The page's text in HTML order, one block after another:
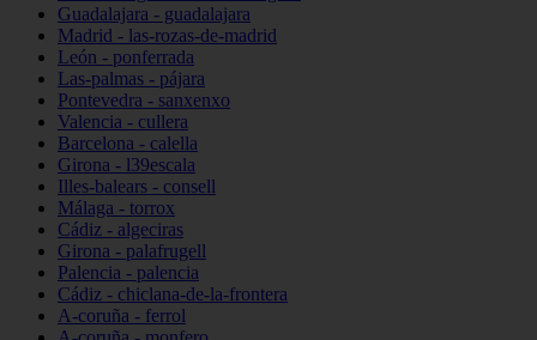
Guadalajara - guadalajara
Madrid - las-rozas-de-madrid
León - ponferrada
Las-palmas - pájara
Pontevedra - sanxenxo
Valencia - cullera
Barcelona - calella
Girona - l39escala
Illes-balears - consell
Málaga - torrox
Cádiz - algeciras
Girona - palafrugell
Palencia - palencia
Cádiz - chiclana-de-la-frontera
A-coruña - ferrol